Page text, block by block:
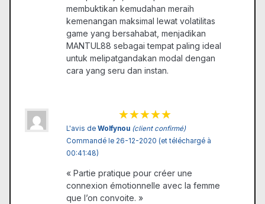
membuktikan kemudahan meraih
kemenangan maksimal lewat volatilitas
game yang bersahabat, menjadikan
MANTUL88 sebagai tempat paling ideal
untuk melipatgandakan modal dengan
cara yang seru dan instan.
L'avis de Wolfynou (client confirmé)
Commandé le 26-12-2020 (et téléchargé à
00:41:48)
« Partie pratique pour créer une
connexion émotionnelle avec la femme
que l’on convoite. »